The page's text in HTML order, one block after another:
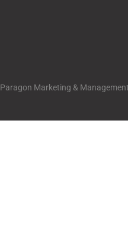
Paragon Marketing &